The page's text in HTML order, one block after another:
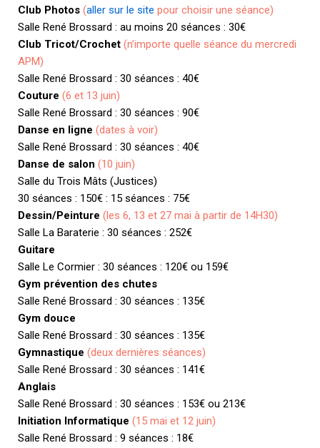
Club Photos (aller sur le site pour choisir une séance)
Salle René Brossard : au moins 20 séances : 30€
Club Tricot/Crochet (n’importe quelle séance du mercredi
APM)
Salle René Brossard : 30 séances : 40€
Couture (6 et 13 juin)
Salle René Brossard : 30 séances : 90€
Danse en ligne (dates à voir)
Salle René Brossard : 30 séances : 40€
Danse de salon (10 juin)
Salle du Trois Mâts (Justices)
30 séances : 150€ : 15 séances : 75€
Dessin/Peinture (les 6, 13 et 27 mai à partir de 14H30)
Salle La Baraterie : 30 séances : 252€
Guitare
Salle Le Cormier : 30 séances : 120€ ou 159€
Gym prévention des chutes
Salle René Brossard : 30 séances : 135€
Gym douce
Salle René Brossard : 30 séances : 135€
Gymnastique (deux dernières séances)
Salle René Brossard : 30 séances : 141€
Anglais
Salle René Brossard : 30 séances : 153€ ou 213€
Initiation Informatique (15 mai et 12 juin)
Salle René Brossard : 9 séances : 18€